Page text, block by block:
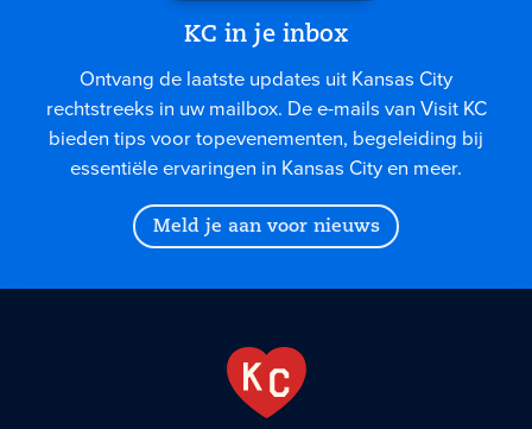
KC in je inbox
Ontvang de laatste updates uit Kansas City
rechtstreeks in uw mailbox. De e-mails van Visit KC
bieden tips voor topevenementen, begeleiding bij
essentiële ervaringen in Kansas City en meer.
Meld je aan voor nieuws